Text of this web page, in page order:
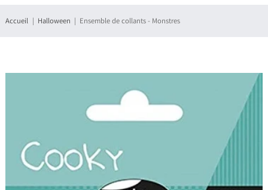
Accueil Halloween Ensemble de collants - Monstres